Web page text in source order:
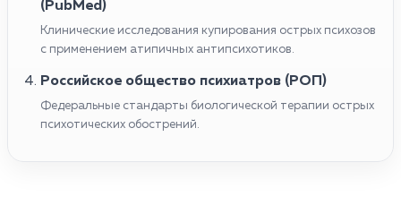
(PubMed)
Клинические исследования купирования острых психозов
с применением атипичных антипсихотиков.
Российское общество психиатров (РОП)
Федеральные стандарты биологической терапии острых
психотических обострений.